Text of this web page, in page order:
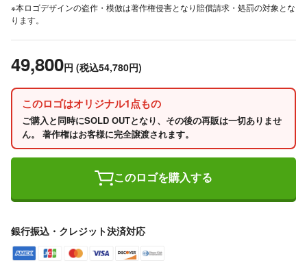
※本ロゴデザインの盗作・模倣は著作権侵害となり賠償請求・処罰の対象とな
ります。
49,800円 (税込54,780円)
このロゴはオリジナル1点もの
ご購入と同時にSOLD OUTとなり、その後の再販は一切ありませ
ん。 著作権はお客様に完全譲渡されます。
このロゴを購入する
銀行振込・クレジット決済対応